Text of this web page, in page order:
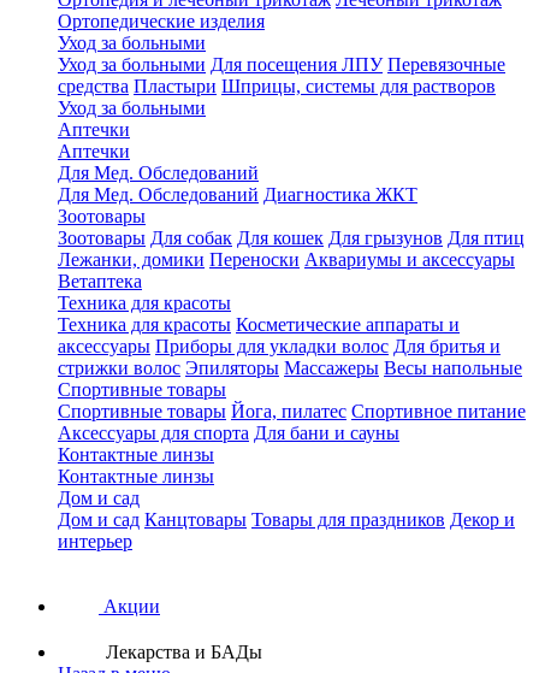
Ортопедические изделия
Уход за больными
Уход за больными Для посещения ЛПУ Перевязочные
средства Пластыри Шприцы, системы для растворов
Уход за больными
Аптечки
Аптечки
Для Мед. Обследований
Для Мед. Обследований Диагностика ЖКТ
Зоотовары
Зоотовары Для собак Для кошек Для грызунов Для птиц
Лежанки, домики Переноски Аквариумы и аксессуары
Ветаптека
Техника для красоты
Техника для красоты Косметические аппараты и
аксессуары Приборы для укладки волос Для бритья и
стрижки волос Эпиляторы Массажеры Весы напольные
Спортивные товары
Спортивные товары Йога, пилатес Спортивное питание
Аксессуары для спорта Для бани и сауны
Контактные линзы
Контактные линзы
Дом и сад
Дом и сад Канцтовары Товары для праздников Декор и
интерьер
Акции
Лекарства и БАДы